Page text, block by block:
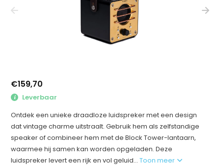
€159,70
Leverbaar
Ontdek een unieke draadloze luidspreker met een design
dat vintage charme uitstraalt. Gebruik hem als zelfstandige
speaker of combineer hem met de Block Tower-lantaarn,
waarmee hij samen kan worden opgeladen. Deze
luidspreker levert een rijk en vol geluid...Toon meer